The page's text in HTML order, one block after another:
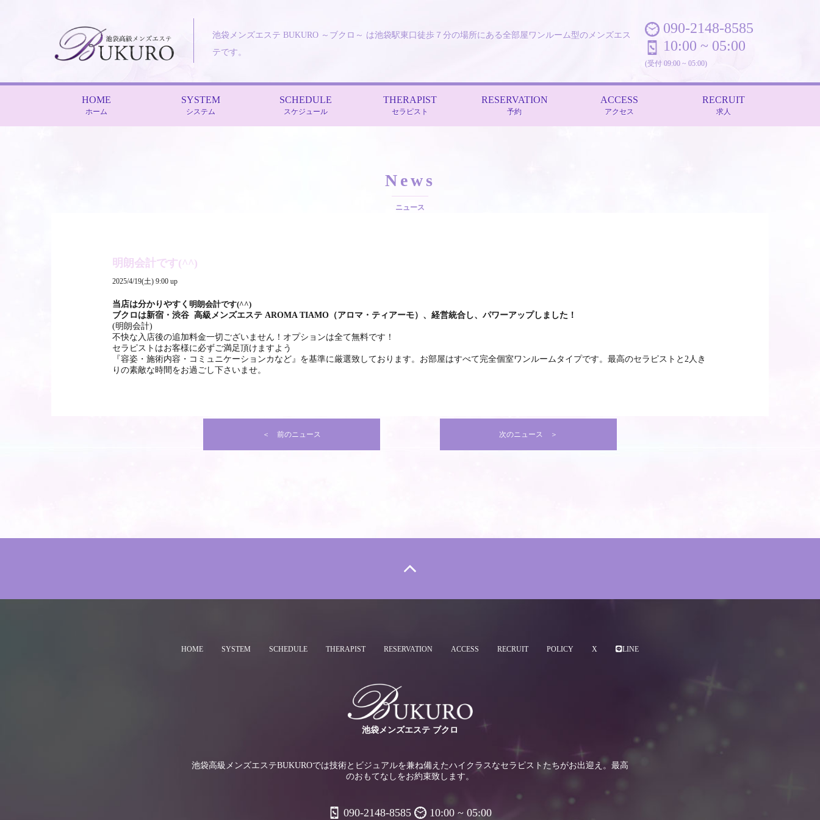
池袋メンズエステ BUKURO ～ブクロ～ は池袋駅東口徒歩７分の場所にある全部屋ワンルーム型のメンズエス
テです。
090-2148-8585
10:00 ~ 05:00
(受付 09:00 ~ 05:00)
HOME
ホーム
SYSTEM
システム
SCHEDULE
スケジュール
THERAPIST
セラピスト
RESERVATION
予約
ACCESS
アクセス
RECRUIT
求人
News
ニュース
明朗会計です(^^)
2025/4/19(土) 9:00 up
当店は分かりやすく 明朗会計です(^^)
ブクロは新宿・渋谷 高級メンズエステ AROMA TIAMO（アロマ・ティアーモ）、経営統合し、パワーアップしました！
(明朗会計)
不快な入店後の追加料金一切ございません！オプションは全て無料です！
セラピストはお客様に必ずご満足頂けますよう
『容姿・施術内容・コミュニケーションカなど』を基準に厳選致しております。お部屋はすべて完全個室ワンルームタイプです。最高のセラピストと2人き
りの素敵な時間をお過ごし下さいませ。
＜ 前のニュース 次のニュース ＞
HOME SYSTEM SCHEDULE THERAPIST RESERVATION ACCESS RECRUIT POLICY X LINE
池袋メンズエステ ブクロ
池袋高級メンズエステBUKUROでは技術とビジュアルを兼ね備えたハイクラスなセラピストたちがお出迎え。最高
のおもてなしをお約束致します。
090-2148-8585 10:00 ~ 05:00